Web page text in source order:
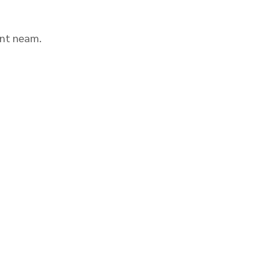
neam.